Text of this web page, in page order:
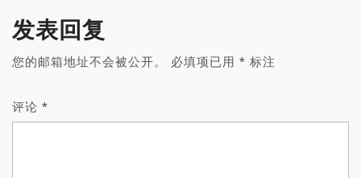
发表回复
您的邮箱地址不会被公开。 必填项已用 * 标注
评论 *